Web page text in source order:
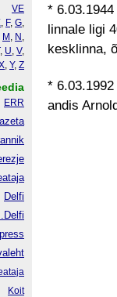
*
linnale ligi
kesklinna,
*
andis
VE
, F, G,
M , N ,
, U, V,
, Y, Z
ERR
Delfi
Koit